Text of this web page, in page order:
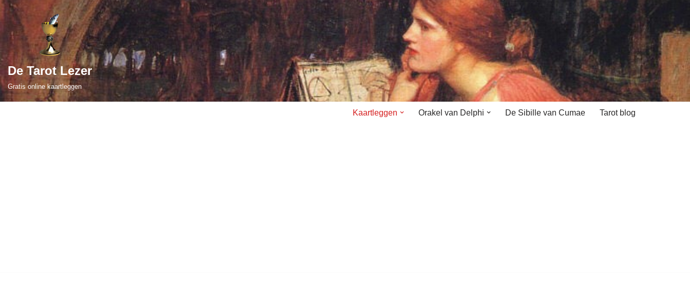
naar
de
inhoud
De Tarot Lezer
Gratis online kaartleggen
Kaartleggen Orakel van Delphi De Sibille van Cumae Tarot blog